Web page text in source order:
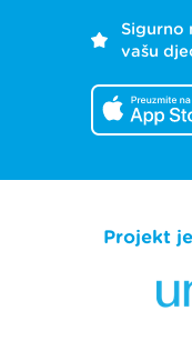
Sigurno
vašu
Projekt